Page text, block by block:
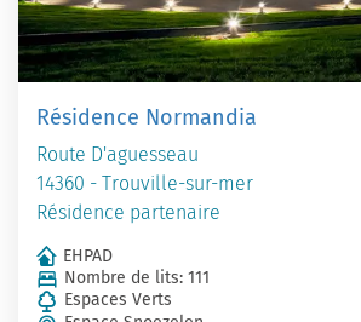
Résidence Normandia
Route D'aguesseau
14360 - Trouville-sur-mer
Résidence partenaire
EHPAD
Nombre de lits: 111
Espaces Verts